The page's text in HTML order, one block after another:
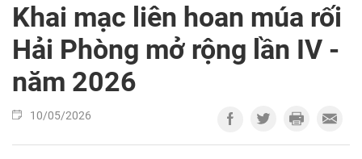
Khai mạc liên hoan múa rối
Hải Phòng mở rộng lần IV -
năm 2026
10/05/2026